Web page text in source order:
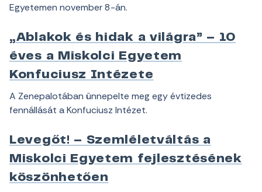
Egyetemen november 8-án.
„Ablakok és hidak a világra” – 10
éves a Miskolci Egyetem
Konfuciusz Intézete
A Zenepalotában ünnepelte meg egy évtizedes
fennállását a Konfuciusz Intézet.
Levegőt! – Szemléletváltás a
Miskolci Egyetem fejlesztésének
köszönhetően